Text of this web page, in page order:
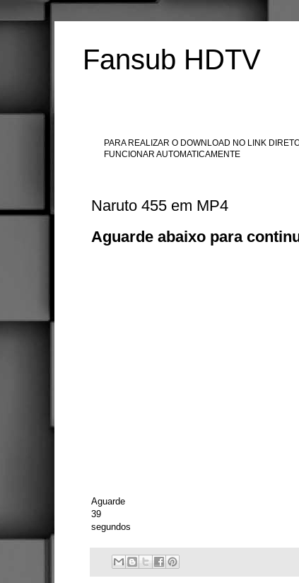
Fansub HDTV
PARA REALIZAR O DOWNLOAD NO LINK
FUNCIONAR AUTOMATICAMENTE
Naruto 455 em MP4
Aguarde abaixo para
Aguarde
39
segundos